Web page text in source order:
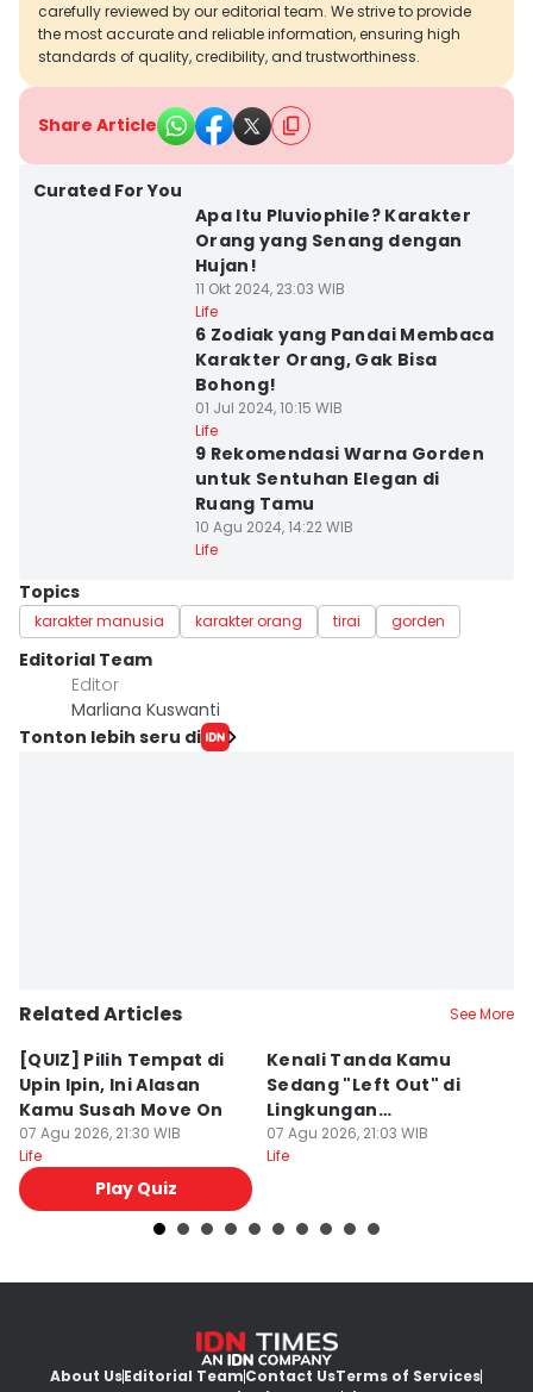
carefully reviewed by our editorial team. We strive to provide
the most accurate and reliable information, ensuring high
standards of quality, credibility, and trustworthiness.
Share Article
Curated For You
Apa Itu Pluviophile? Karakter
Orang yang Senang dengan
Hujan!
11 Okt 2024, 23:03 WIB
Life
6 Zodiak yang Pandai Membaca
Karakter Orang, Gak Bisa
Bohong!
01 Jul 2024, 10:15 WIB
Life
9 Rekomendasi Warna Gorden
untuk Sentuhan Elegan di
Ruang Tamu
10 Agu 2024, 14:22 WIB
Life
Topics
karakter manusia karakter orang tirai gorden
Editorial Team
Editor
Marliana Kuswanti
Tonton lebih seru di
Related Articles See More
[QUIZ] Pilih Tempat di
Upin Ipin, Ini Alasan
Kamu Susah Move On
07 Agu 2026, 21:30 WIB
Life
Play Quiz
Kenali Tanda Kamu
Sedang "Left Out" di
Lingkungan
Pertemanan
07 Agu 2026, 21:03 WIB
Life
About UsEditorial TeamContact UsTerms of Services